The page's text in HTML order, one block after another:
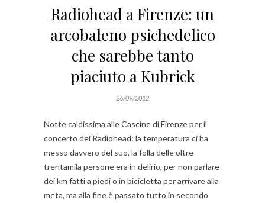
Radiohead a Firenze: un
arcobaleno psichedelico
che sarebbe tanto
piaciuto a Kubrick
26/09/2012
Notte caldissima alle Cascine di Firenze per il
concerto dei Radiohead: la temperatura ci ha
messo davvero del suo, la folla delle oltre
trentamila persone era in delirio, per non parlare
dei km fatti a piedi o in bicicletta per arrivare alla
meta, ma alla fine è passato tutto in secondo